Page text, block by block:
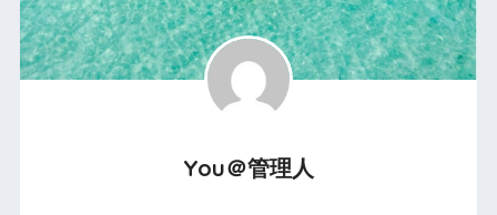
You＠管理人